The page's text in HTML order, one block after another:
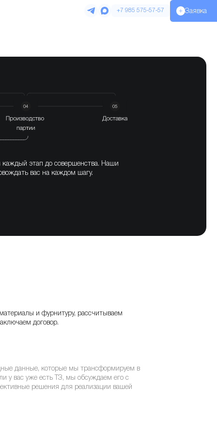
+7 985 575‑57‑57 Заявка
этап до совершенства. Наши
вас на каждом шагу.
и фурнитуру, рассчитываем
договор.
данные, которые мы трансформируем в
у вас уже есть ТЗ, мы обсуждаем его с
решения для реализации вашей